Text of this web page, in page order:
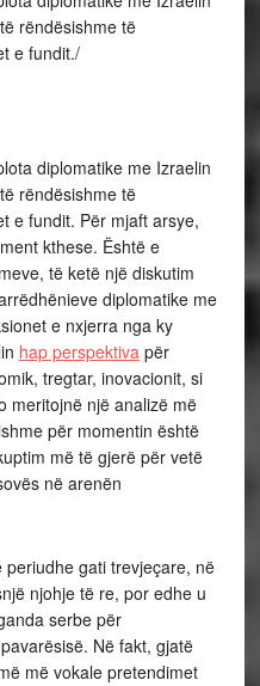
rëndësishme të
e fundit./
diplomatike me Izraelin
rëndësishme të
e fundit. Për mjaft arsye,
kthese. Është e
të ketë një diskutim
diplomatike me
e nxjerra nga ky
hap perspektivapër
tregtar, inovacionit, si
meritojnë një analizë më
për momentin është
më të gjerë për vetë
në arenën
gati trevjeçare, në
njohje të re, por edhe u
serbe për
Në fakt, gjatë
më vokale pretendimet